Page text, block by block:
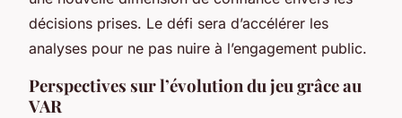
décisions prises. Le défi sera d’accélérer les
analyses pour ne pas nuire à l’engagement public.
Perspectives sur l’évolution du jeu grâce au
VAR